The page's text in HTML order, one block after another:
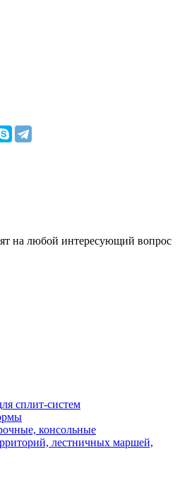
на любой интересующий вопрос
сплит-систем
консольные
лестничных маршей,